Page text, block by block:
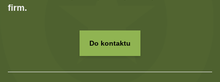
firm.
Do kontaktu